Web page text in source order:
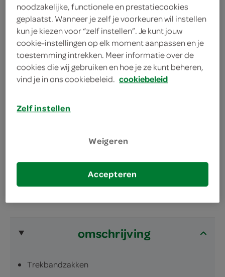
Let op: aanbiedingen zijn niet zichtbaar bij de
producten, maar worden wél automatisch
verwerkt in de winkelmand.
altijd handig om in huis te hebben
gemaakt van stevig materiaal
omschrijving
Trekbandzakken
noodzakelijke, functionele en prestatiecookies
geplaatst. Wanneer je zelf je voorkeuren wil instellen
kun je kiezen voor “zelf instellen”. Je kunt jouw
cookie-instellingen op elk moment aanpassen en je
toestemming intrekken. Meer informatie over de
cookies die wij gebruiken en hoe je ze kunt beheren,
vind je in ons cookiebeleid. cookiebeleid
Zelf instellen
Weigeren
Accepteren